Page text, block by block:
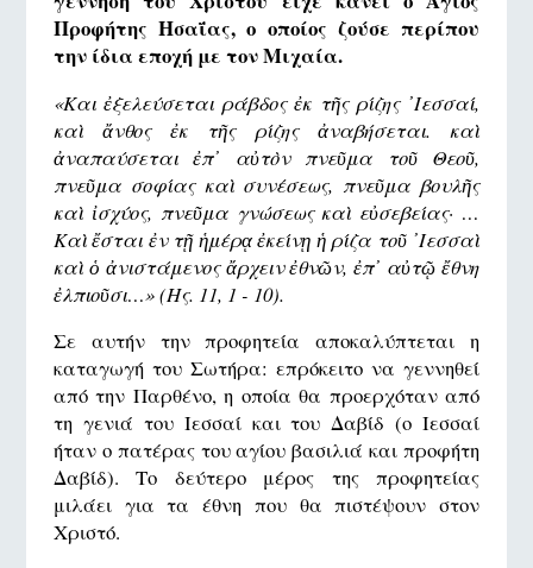
Προφήτης Ησαΐας, ο οποίος ζούσε περίπου
την ίδια εποχή με τον Μιχαία.
«Και ἐξελεύσεται ράβδος ἐκ τῆς ρίζης ᾿Ιεσσαί,
καὶ ἄνθος ἐκ τῆς ρίζης ἀναβήσεται. καὶ
ἀναπαύσεται ἐπ᾿ αὐτὸν πνεῦμα τοῦ Θεοῦ,
πνεῦμα σοφίας καὶ συνέσεως, πνεῦμα βουλῆς
καὶ ἰσχύος, πνεῦμα γνώσεως καὶ εὐσεβείας· …
Καὶ ἔσται ἐν τῇ ἡμέρᾳ ἐκείνῃ ἡ ρίζα τοῦ ᾿Ιεσσαὶ
καὶ ὁ ἀνιστάμενος ἄρχειν ἐθνῶν, ἐπ᾿ αὐτῷ ἔθνη
ἐλπιοῦσι…» (Ης. 11, 1 - 10).
Σε αυτήν την προφητεία αποκαλύπτεται η
καταγωγή του Σωτήρα: επρόκειτο να γεννηθεί
από την Παρθένο, η οποία θα προερχόταν από
τη γενιά του Ιεσσαί και του Δαβίδ (ο Ιεσσαί
ήταν ο πατέρας του αγίου βασιλιά και προφήτη
Δαβίδ). Το δεύτερο μέρος της προφητείας
μιλάει για τα έθνη που θα πιστέψουν στον
Χριστό.